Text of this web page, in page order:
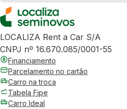
LOCALIZA Rent a Car S/A
CNPJ nº 16.670.085/0001-55
Financiamento
Parcelamento no cartão
Carro na troca
Tabela Fipe
Carro Ideal